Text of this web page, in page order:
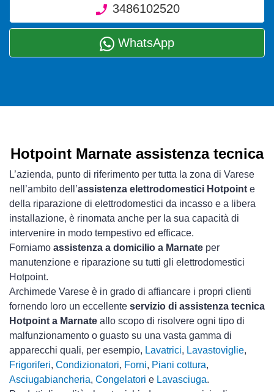
3486102520
WhatsApp
Hotpoint Marnate assistenza tecnica
L’azienda, punto di riferimento per tutta la zona di Varese
nell’ambito dell’assistenza elettrodomestici Hotpoint e
della riparazione di elettrodomestici da incasso e a libera
installazione, è rinomata anche per la sua capacità di
intervenire in modo tempestivo ed efficace.
Forniamo assistenza a domicilio a Marnate per
manutenzione e riparazione su tutti gli elettrodomestici
Hotpoint.
Archimede Varese è in grado di affiancare i propri clienti
fornendo loro un eccellente servizio di assistenza tecnica
Hotpoint a Marnate allo scopo di risolvere ogni tipo di
malfunzionamento o guasto su una vasta gamma di
apparecchi quali, per esempio, Lavatrici, Lavastoviglie,
Frigoriferi, Condizionatori, Forni, Piani cottura,
Asciugabiancheria, Congelatori e Lavasciuga.